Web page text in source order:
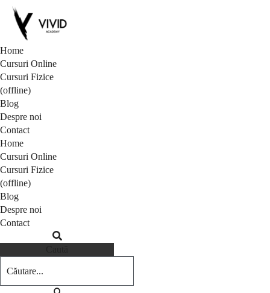
Home
Cursuri Online
Cursuri Fizice
(offline)
Blog
Despre noi
Contact
Home
Cursuri Online
Cursuri Fizice
(offline)
Blog
Despre noi
Contact